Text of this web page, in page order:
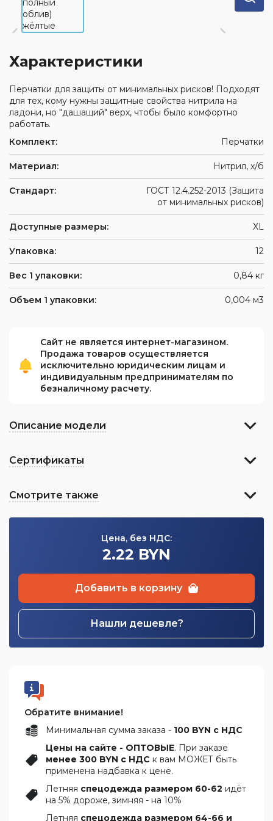
Характеристики
Перчатки для защиты от минимальных рисков! Подходят
для тех, кому нужны защитные свойства нитрила на
ладони, но "дашащий" верх, чтобы было комфортно
работать.
Комплект:
Перчатки
Материал: Нитрил, х/б
Стандарт:
ГОСТ 12.4.252-2013 (Защита
от минимальных рисков)
Доступные размеры: XL
Упаковка: 12
Вес 1 упаковки: 0,84 кг
Объем 1 упаковки: 0,004 м3
Сайт не является интернет-магазином.
Продажа товаров осуществляется
исключительно юридическим лицам и
индивидуальным предпринимателям по
безналичному расчету.
Описание модели
Сертификаты
Смотрите также
Цена, без НДС:
2.22 BYN
Добавить в корзину
Нашли дешевле?
Обратите внимание!
Минимальная сумма заказа - 100 BYN с НДС
Цены на сайте - ОПТОВЫЕ. При заказе
менее 300 BYN с НДС к вам МОЖЕТ быть
применена надбавка к цене.
Летняя спецодежда размером 60-62 идёт
на 5% дороже, зимняя - на 10%
Летняя спецодежда размером 64-66 и